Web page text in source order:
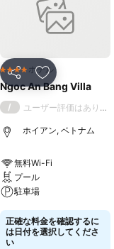
シェア お気に入りに
4 ホテルのランク
ホテル
Ngoc An Bang Villa
/ ユーザー評価はありませ
ホイアン, ベトナム
無料Wi-Fi
プール
駐車場
料金を表示
正確な料金を確認するに
は日付を選択してくださ
い